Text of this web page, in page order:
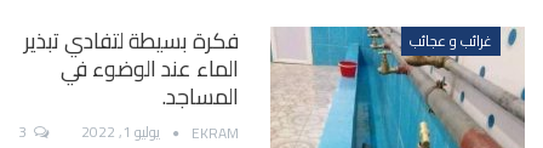
غرائب و عجائب فكرة بسيطة لتفادي تبذير
الماء عند الوضوء في
المساجد.
EKRAM يوليو 1, 2022